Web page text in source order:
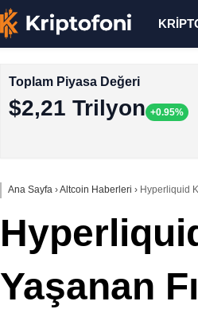
Toplam Piyasa Değeri
$2,21 Trilyon +0.95%
Ana Sayfa ›Altcoin Haberleri › Hyperliquid
Yaşanan